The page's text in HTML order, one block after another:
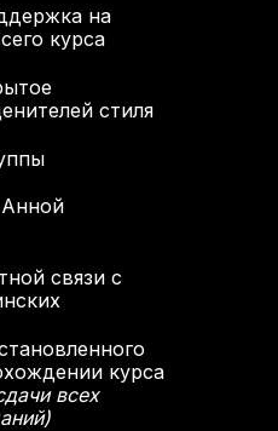
стиля
на
курса
связи с
курса
всех